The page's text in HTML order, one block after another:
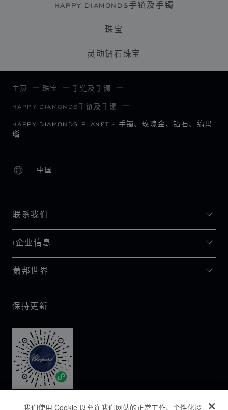
HAPPY DIAMONDS手链及手镯
珠宝
灵动钻石珠宝
主页 珠宝 手链及手镯
HAPPY DIAMONDS手链及手镯
HAPPY DIAMONDS PLANET - 手镯、玫瑰金、钻石、缟玛
瑙
中国
本地化（更改国家/地区）
更改国家/地区
联系我们
I企业信息
萧邦世界
保持更新
我们使用 Cookie 以允许我们网站的正常工作、个性化设